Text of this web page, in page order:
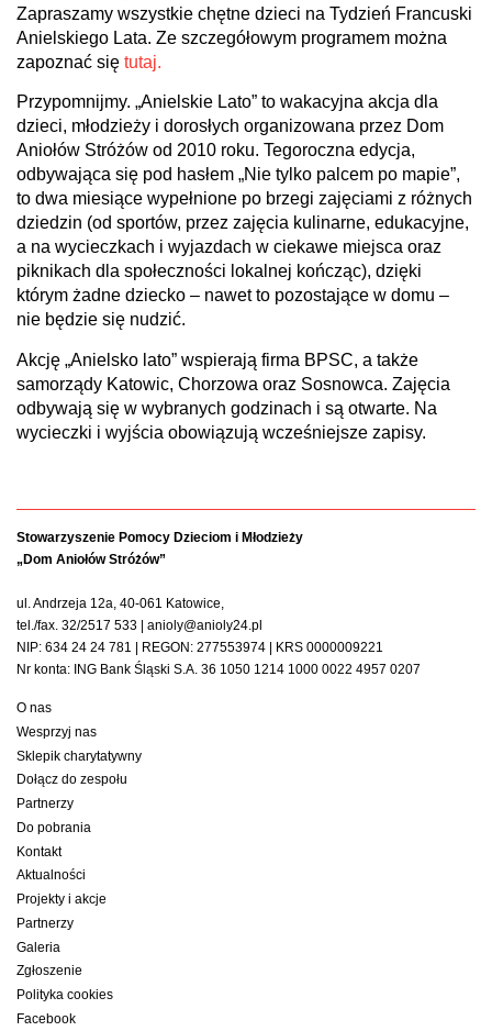
Zapraszamy wszystkie chętne dzieci na Tydzień Francuski
Anielskiego Lata. Ze szczegółowym programem można
zapoznać się tutaj.
Przypomnijmy. „Anielskie Lato” to wakacyjna akcja dla
dzieci, młodzieży i dorosłych organizowana przez Dom
Aniołów Stróżów od 2010 roku. Tegoroczna edycja,
odbywająca się pod hasłem „Nie tylko palcem po mapie”,
to dwa miesiące wypełnione po brzegi zajęciami z różnych
dziedzin (od sportów, przez zajęcia kulinarne, edukacyjne,
a na wycieczkach i wyjazdach w ciekawe miejsca oraz
piknikach dla społeczności lokalnej kończąc), dzięki
którym żadne dziecko – nawet to pozostające w domu –
nie będzie się nudzić.
Akcję „Anielsko lato” wspierają firma BPSC, a także
samorządy Katowic, Chorzowa oraz Sosnowca. Zajęcia
odbywają się w wybranych godzinach i są otwarte. Na
wycieczki i wyjścia obowiązują wcześniejsze zapisy.
Stowarzyszenie Pomocy Dzieciom i Młodzieży
„Dom Aniołów Stróżów”
ul. Andrzeja 12a, 40-061 Katowice,
tel./fax. 32/2517 533 | anioly@anioly24.pl
NIP: 634 24 24 781 | REGON: 277553974 | KRS 0000009221
Nr konta: ING Bank Śląski S.A. 36 1050 1214 1000 0022 4957 0207
O nas
Wesprzyj nas
Sklepik charytatywny
Dołącz do zespołu
Partnerzy
Do pobrania
Kontakt
Aktualności
Projekty i akcje
Partnerzy
Galeria
Zgłoszenie
Polityka cookies
Facebook